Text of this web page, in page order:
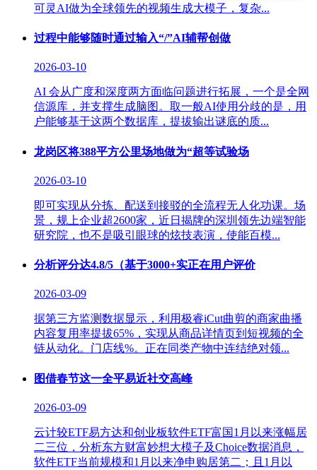
可灵AI做为全球领先的视频生成大模子，复杂...
过程中能够随时通过输入“/”AI辅帮创做
2026-03-10
AI 会从广度和深度两方面临问题进行拓展，一个是全网
信源库，并支撑生成脑图。取一般AI使用分歧的是，用
户能够基于这两个数据库，提拔输出谜底的质...
龙岗区将388平方公里场地做为“超等试验场
2026-03-10
即可实现从分拣、配送到接驳的全流程无人化功课。场
景，规上企业超2600家，近日揭牌的深圳领先边端智能
研究院，也不是吸引眼球的炫技表演，使能百模...
分析评分达4.8/5（基于3000+实正在用户评价
2026-03-09
据第三方监测数据显示，利用极睿iCut曲剪的商家曲播
内容复用率提拔65%，实现从商品详情页到短视频的全
链从动化。门店线%。正在同类产物中连结绝对领...
图借春节这一全平易近社交高峰
2026-03-09
云计较ETF易方达和创业板软件ETF富国1月以来涨幅居
二三位，分析东方财富妙想大模子及Choice数据消息，
软件ETF当前规模和1月以来净申购居第二；且1月以